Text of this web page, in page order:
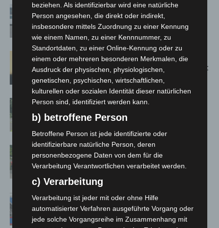
Niedersachsen: Feuerwehrkräfte
kehren nach Waldbrandeinsatz aus
Spanien zurück
Hannover: Erste Tigermücken-
Population in Niedersachsen entdeckt
Brand im „Haus der Begegnung“ in
Neuwarmbüchen schnell eingedämmt
Region Hannover: 21 neue
Notfallsanitäter starten beim Roten
Kreuz
Mann läuft mit Hockeyschläger über
A7 – Polizei sucht Zeugen
beziehen. Als identifizierbar wird eine natürliche
Person angesehen, die direkt oder indirekt,
insbesondere mittels Zuordnung zu einer Kennung
wie einem Namen, zu einer Kennnummer, zu
Standortdaten, zu einer Online-Kennung oder zu
einem oder mehreren besonderen Merkmalen, die
Ausdruck der physischen, physiologischen,
genetischen, psychischen, wirtschaftlichen,
kulturellen oder sozialen Identität dieser natürlichen
Person sind, identifiziert werden kann.
b) betroffene Person
Betroffene Person ist jede identifizierte oder
identifizierbare natürliche Person, deren
personenbezogene Daten von dem für die
Verarbeitung Verantwortlichen verarbeitet werden.
c) Verarbeitung
Verarbeitung ist jeder mit oder ohne Hilfe
automatisierter Verfahren ausgeführte Vorgang oder
jede solche Vorgangsreihe im Zusammenhang mit